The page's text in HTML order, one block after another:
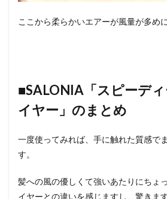
ここから柔らかいエアーが風量が多め
■SALONIA「スピーデ
イヤー」のまとめ
一度使ってみれば、手に触れた質感で
す。
髪への風の優しくて強いあたりにちょ
イヤーとの違いを感じますし、驚きます